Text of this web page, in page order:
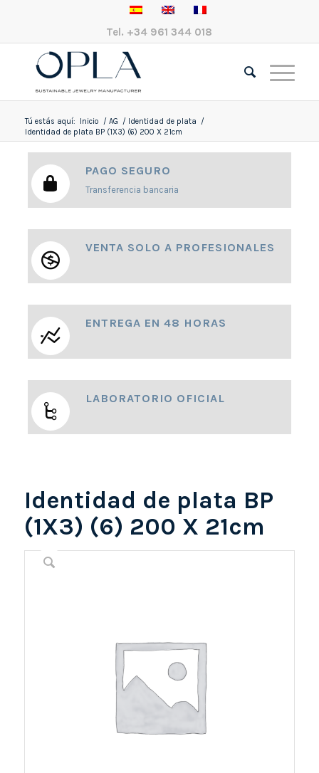
Tel. +34 961 344 018
Tú estás aquí: Inicio / AG / Identidad de plata
/
Identidad de plata BP (1X3) (6) 200 X 21cm
PAGO SEGURO
Transferencia bancaria
VENTA SOLO A PROFESIONALES
ENTREGA EN 48 HORAS
LABORATORIO OFICIAL
Identidad de plata BP
(1X3) (6) 200 X 21cm